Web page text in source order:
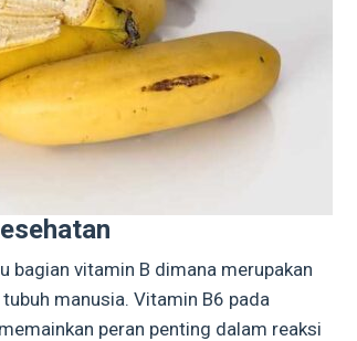
bagian vitamin B dimana merupakan
manusia. Vitamin B6 pada
peran penting dalam reaksi